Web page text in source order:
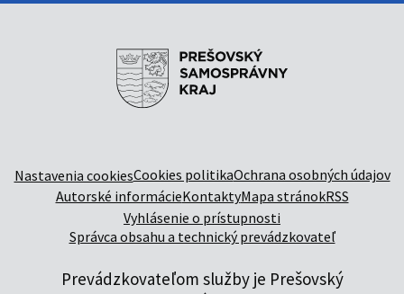
Nastavenia cookiesCookies politikaOchrana osobných údajov
Autorské informácieKontaktyMapa stránokRSS
Vyhlásenie o prístupnosti
Správca obsahu a technický prevádzkovateľ
Prevádzkovateľom služby je Prešovský